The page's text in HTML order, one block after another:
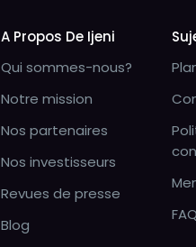
A Propos De Ijeni
Qui sommes-nous?
Notre mission
Nos partenaires
Nos investisseurs
Revues de presse
Blog
FAQ